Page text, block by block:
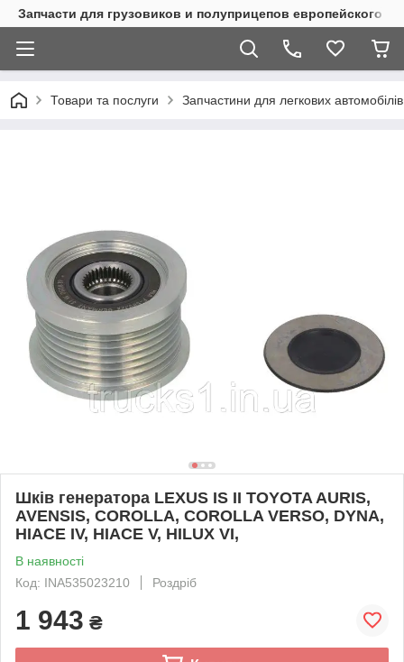
Запчасти для грузовиков и полуприцепов европейского
Товари та послуги Запчастини для легкових автомобілів
Шків генератора LEXUS IS II TOYOTA AURIS,
AVENSIS, COROLLA, COROLLA VERSO, DYNA,
HIACE IV, HIACE V, HILUX VI,
В наявності
Код: INA535023210
Роздріб
1 943 ₴